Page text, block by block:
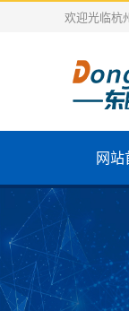
欢迎光临杭
网站